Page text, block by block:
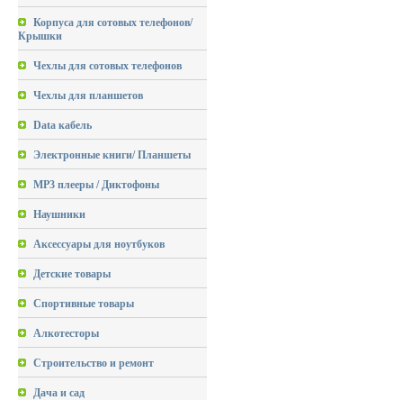
Корпуса для сотовых телефонов/
Крышки
Чехлы для сотовых телефонов
Чехлы для планшетов
Data кабель
Электронные книги/ Планшеты
MP3 плееры / Диктофоны
Наушники
Аксессуары для ноутбуков
Детские товары
Спортивные товары
Алкотесторы
Строительство и ремонт
Дача и сад